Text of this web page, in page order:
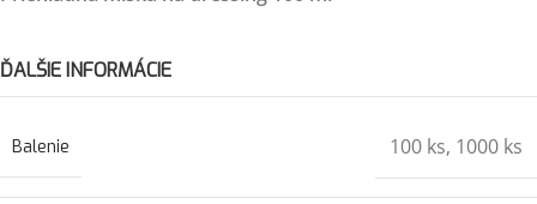
ĎALŠIE INFORMÁCIE
Balenie 100 ks, 1000 ks